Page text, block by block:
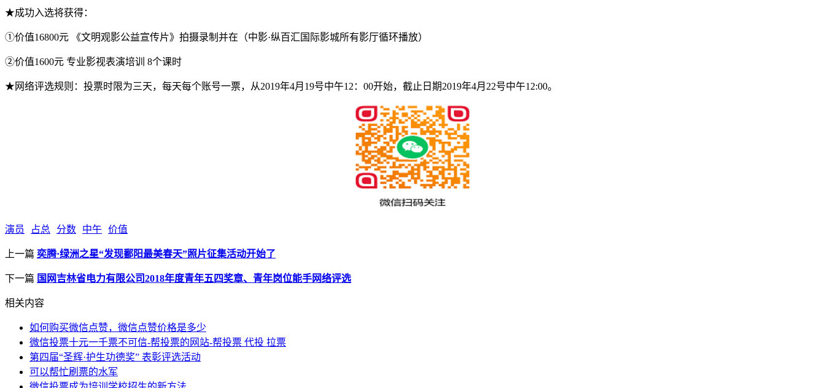
★成功入选将获得：
①价值16800元 《文明观影公益宣传片》拍摄录制并在（中影·纵百汇国际影城所有影厅循环播放）
②价值1600元 专业影视表演培训 8个课时
★网络评选规则：投票时限为三天，每天每个账号一票，从2019年4月19号中午12：00开始，截止日期2019年4月22号中午12:00。
演员 占总 分数 中午 价值
上一篇 奕腾·绿洲之星“发现鄱阳最美春天”照片征集活动开始了
下一篇 国网吉林省电力有限公司2018年度青年五四奖章、青年岗位能手网络评选
相关内容
如何购买微信点赞，微信点赞价格是多少
微信投票十元一千票不可信-帮投票的网站-帮投票 代投 拉票
第四届“圣辉·护生功德奖” 表彰评选活动
可以帮忙刷票的水军